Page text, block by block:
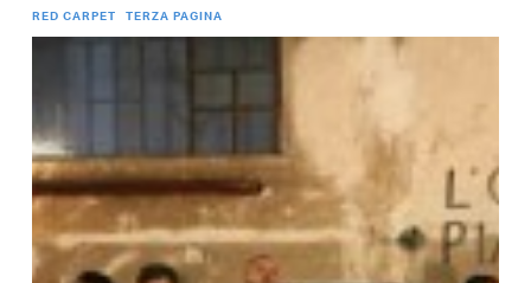
RED CARPET TERZA PAGINA